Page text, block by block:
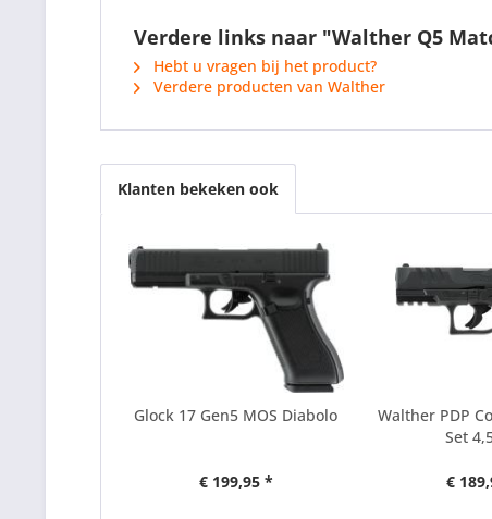
Verdere links naar "Walther Q5
Hebt u vragen bij het product?
Verdere producten van Walther
Klanten bekeken ook
Glock 17 Gen5 MOS Diabolo
€ 199,95 *
Walther PDP
Set
€